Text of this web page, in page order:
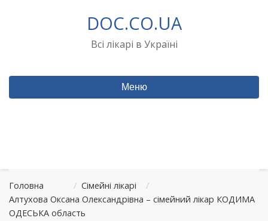
DOC.CO.UA
Всі лікарі в Україні
Меню
Головна / Сімейні лікарі
/
Алтухова Оксана Олександрівна – сімейний лікар КОДИМА
ОДЕСЬКА область